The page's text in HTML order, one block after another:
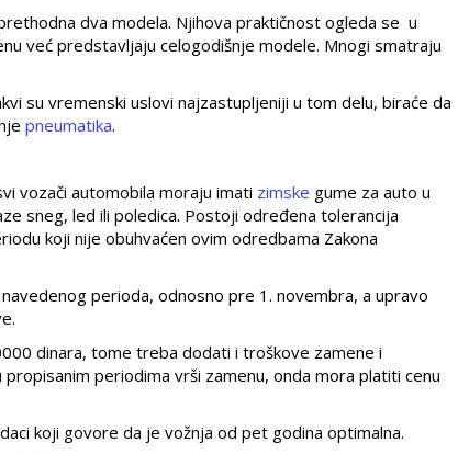
dva modela. Njihova praktičnost ogleda se u
već predstavljaju celogodišnje modele. Mnogi smatraju
su vremenski uslovi najzastupljeniji u tom delu, biraće da
pneumatika.
automobila moraju imati zimske gume za auto u
sneg, led ili poledica. Postoji određena tolerancija
koji nije obuhvaćen ovim odredbama Zakona
perioda, odnosno pre 1. novembra, a upravo
dinara, tome treba dodati i troškove zamene i
periodima vrši zamenu, onda mora platiti cenu
koji govore da je vožnja od pet godina optimalna.